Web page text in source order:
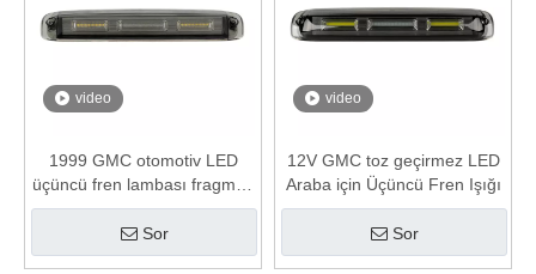
video
1999 GMC otomotiv LED
üçüncü fren lambası fragman
için
Sor
video
12V GMC toz geçirmez LED
Araba için Üçüncü Fren Işığı
Sor